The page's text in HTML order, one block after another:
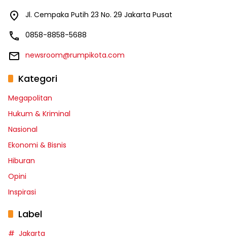
Jl. Cempaka Putih 23 No. 29 Jakarta Pusat
0858-8858-5688
newsroom@rumpikota.com
Kategori
Megapolitan
Hukum & Kriminal
Nasional
Ekonomi & Bisnis
Hiburan
Opini
Inspirasi
Label
Jakarta